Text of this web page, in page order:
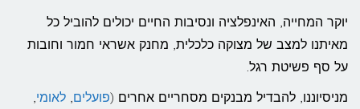
יוקר המחייה, האינפלציה ונסיבות החיים יכולים להוביל כל
מאיתנו למצב של מצוקה כלכלית, מחנק אשראי חמור וחובות
על סף פשיטת רגל.
מניסיוננו, להבדיל מבנקים מסחריים אחרים (פועלים, לאומי,